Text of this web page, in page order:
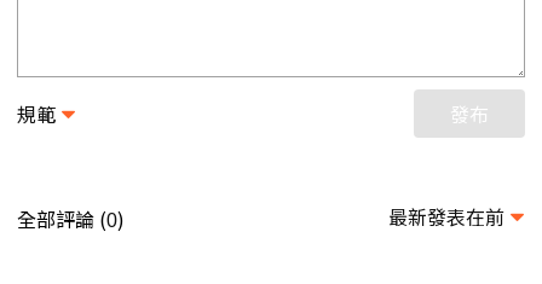
規範 發布
全部評論 (0) 最新發表在前